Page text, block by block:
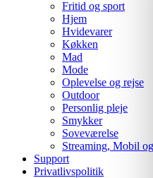
Fritid og sport
Hjem
Hvidevarer
Køkken
Mad
Mode
Oplevelse og rejse
Outdoor
Personlig pleje
Smykker
Soveværelse
Streaming, Mobil og
Support
Privatlivspolitik